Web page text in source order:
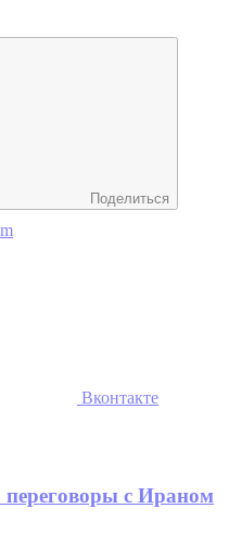
Поделиться
Вконтакте
с Ираном